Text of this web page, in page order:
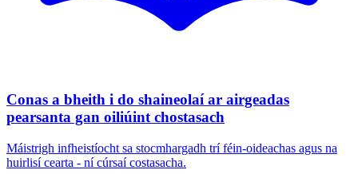
Conas a bheith i do shaineolaí ar airgeadas
pearsanta gan oiliúint chostasach
Máistrigh infheistíocht sa stocmhargadh trí féin-oideachas agus na
huirlisí cearta - ní cúrsaí costasacha.